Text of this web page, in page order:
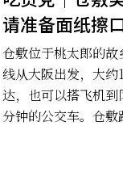
请准备面纸擦
仓敷位于桃太郎的
线从大阪出发，大
达，也可以搭飞机
分钟的公交车。仓